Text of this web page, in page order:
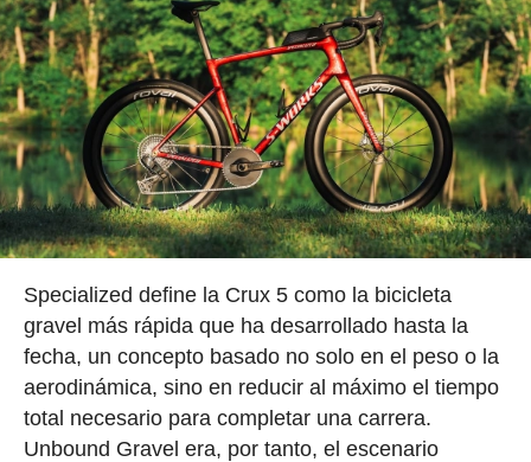
Specialized define la Crux 5 como la bicicleta
gravel más rápida que ha desarrollado hasta la
fecha, un concepto basado no solo en el peso o la
aerodinámica, sino en reducir al máximo el tiempo
total necesario para completar una carrera.
Unbound Gravel era, por tanto, el escenario